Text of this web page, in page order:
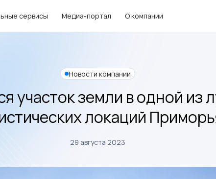
сервисы Медиа-портал О компании
Новости компании
участок земли в одной из
локаций
29 августа 2023